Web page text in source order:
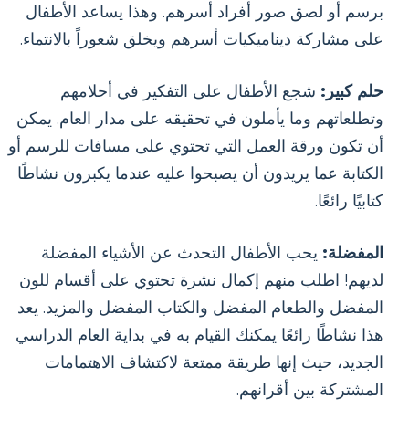
برسم أو لصق صور أفراد أسرهم. وهذا يساعد الأطفال
على مشاركة ديناميكيات أسرهم ويخلق شعوراً بالانتماء.
حلم كبير: شجع الأطفال على التفكير في أحلامهم
وتطلعاتهم وما يأملون في تحقيقه على مدار العام. يمكن
أن تكون ورقة العمل التي تحتوي على مسافات للرسم أو
الكتابة عما يريدون أن يصبحوا عليه عندما يكبرون نشاطًا
كتابيًا رائعًا.
المفضلة: يحب الأطفال التحدث عن الأشياء المفضلة
لديهم! اطلب منهم إكمال نشرة تحتوي على أقسام للون
المفضل والطعام المفضل والكتاب المفضل والمزيد. يعد
هذا نشاطًا رائعًا يمكنك القيام به في بداية العام الدراسي
الجديد، حيث إنها طريقة ممتعة لاكتشاف الاهتمامات
المشتركة بين أقرانهم.